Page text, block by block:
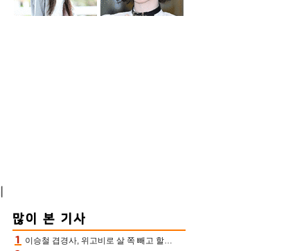
이승철 겹경사, 위고비로 살 쪽 빼고 할아버지 된다‥마음으로 낳은 딸 임신 자랑(유퀴즈)